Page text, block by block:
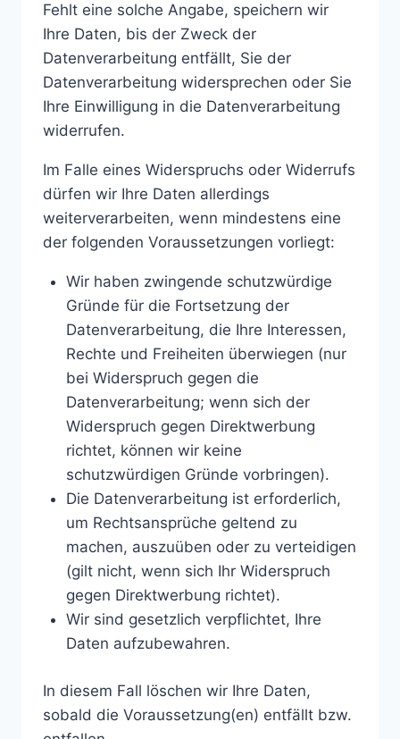
Fehlt eine solche Angabe, speichern wir
Ihre Daten, bis der Zweck der
Datenverarbeitung entfällt, Sie der
Datenverarbeitung widersprechen oder Sie
Ihre Einwilligung in die Datenverarbeitung
widerrufen.
Im Falle eines Widerspruchs oder Widerrufs
dürfen wir Ihre Daten allerdings
weiterverarbeiten, wenn mindestens eine
der folgenden Voraussetzungen vorliegt:
Wir haben zwingende schutzwürdige
Gründe für die Fortsetzung der
Datenverarbeitung, die Ihre Interessen,
Rechte und Freiheiten überwiegen (nur
bei Widerspruch gegen die
Datenverarbeitung; wenn sich der
Widerspruch gegen Direktwerbung
richtet, können wir keine
schutzwürdigen Gründe vorbringen).
Die Datenverarbeitung ist erforderlich,
um Rechtsansprüche geltend zu
machen, auszuüben oder zu verteidigen
(gilt nicht, wenn sich Ihr Widerspruch
gegen Direktwerbung richtet).
Wir sind gesetzlich verpflichtet, Ihre
Daten aufzubewahren.
In diesem Fall löschen wir Ihre Daten,
sobald die Voraussetzung(en) entfällt bzw.